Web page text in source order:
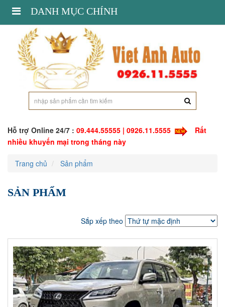
Hỗ trợ Online 24/7 : 09.444.55555 | 0926.11.5555
Rất
nhiều khuyến mại trong tháng này
Toggle
DANH MỤC CHÍNH
Trang chủ Sản phẩm
SẢN PHẨM
Sắp xếp theo